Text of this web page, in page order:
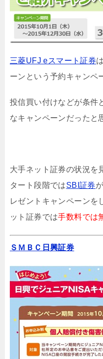
三菱UFJ eスマート証券
ーンという予約キャンペ
投信買い付けなどが条件
なキャンペーンだったと
大手ネット証券の状況を
タート段階ではSBI証券
レゼントキャンペーンを
ット証券では手数料では
ＳＭＢＣ日興証券